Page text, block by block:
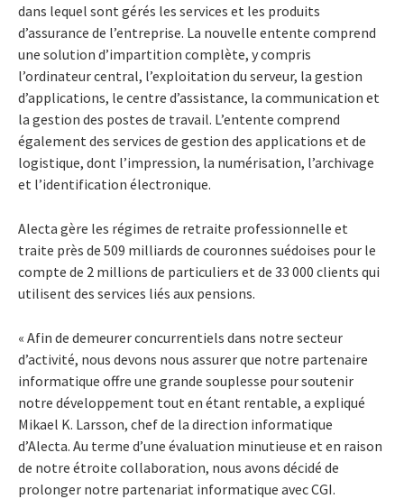
dans lequel sont gérés les services et les produits
d’assurance de l’entreprise. La nouvelle entente comprend
une solution d’impartition complète, y compris
l’ordinateur central, l’exploitation du serveur, la gestion
d’applications, le centre d’assistance, la communication et
la gestion des postes de travail. L’entente comprend
également des services de gestion des applications et de
logistique, dont l’impression, la numérisation, l’archivage
et l’identification électronique.
Alecta gère les régimes de retraite professionnelle et
traite près de 509 milliards de couronnes suédoises pour le
compte de 2 millions de particuliers et de 33 000 clients qui
utilisent des services liés aux pensions.
« Afin de demeurer concurrentiels dans notre secteur
d’activité, nous devons nous assurer que notre partenaire
informatique offre une grande souplesse pour soutenir
notre développement tout en étant rentable, a expliqué
Mikael K. Larsson, chef de la direction informatique
d’Alecta. Au terme d’une évaluation minutieuse et en raison
de notre étroite collaboration, nous avons décidé de
prolonger notre partenariat informatique avec CGI.